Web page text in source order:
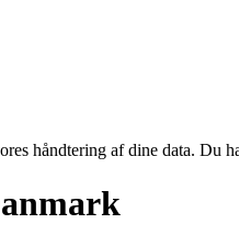
håndtering af dine data. Du